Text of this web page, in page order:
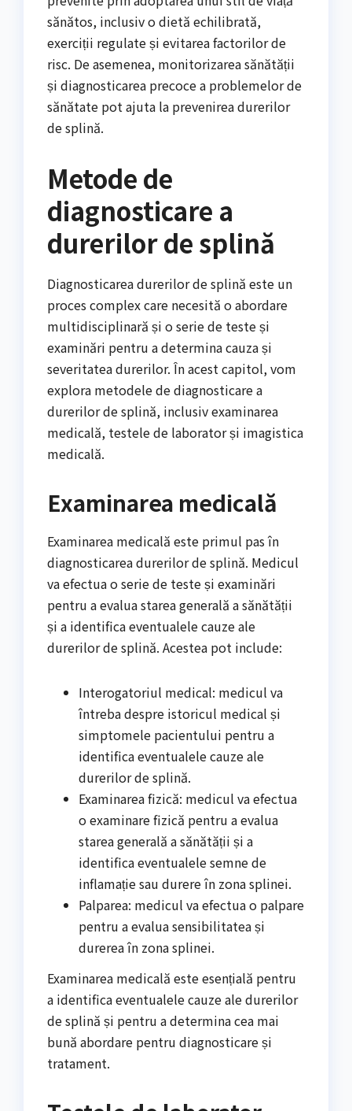
sănătos, inclusiv o dietă echilibrată,
exerciții regulate și evitarea factorilor de
risc. De asemenea, monitorizarea sănătății
și diagnosticarea precoce a problemelor de
sănătate pot ajuta la prevenirea durerilor
de splină.
Metode de
diagnosticare a
durerilor de splină
Diagnosticarea durerilor de splină este un
proces complex care necesită o abordare
multidisciplinară și o serie de teste și
examinări pentru a determina cauza și
severitatea durerilor. În acest capitol, vom
explora metodele de diagnosticare a
durerilor de splină, inclusiv examinarea
medicală, testele de laborator și imagistica
medicală.
Examinarea medicală
Examinarea medicală este primul pas în
diagnosticarea durerilor de splină. Medicul
va efectua o serie de teste și examinări
pentru a evalua starea generală a sănătății
și a identifica eventualele cauze ale
durerilor de splină. Acestea pot include:
Interogatoriul medical: medicul va
întreba despre istoricul medical și
simptomele pacientului pentru a
identifica eventualele cauze ale
durerilor de splină.
Examinarea fizică: medicul va efectua
o examinare fizică pentru a evalua
starea generală a sănătății și a
identifica eventualele semne de
inflamație sau durere în zona splinei.
Palparea: medicul va efectua o palpare
pentru a evalua sensibilitatea și
durerea în zona splinei.
Examinarea medicală este esențială pentru
a identifica eventualele cauze ale durerilor
de splină și pentru a determina cea mai
bună abordare pentru diagnosticare și
tratament.